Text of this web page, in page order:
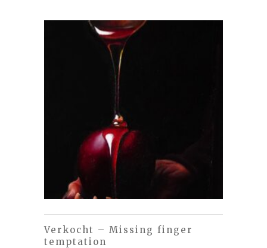
Verkocht – Missing finger
temptation